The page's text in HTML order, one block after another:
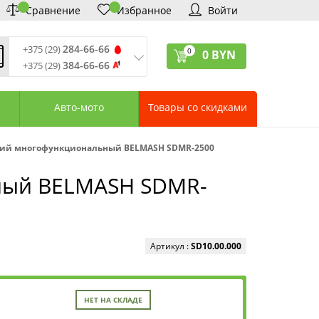
Сравнение Избранное Войти
+375 (29)284-66-66
+375 (29)384-66-66
10:00—18:00
(17) 388-66-33
«Удачник»
0 0 BYN
Авто-мото Товары со скидками
многофункциональный BELMASH SDMR-2500
BELMASH SDMR-
Артикул :SD10.00.000
НЕТ НА СКЛАДЕ